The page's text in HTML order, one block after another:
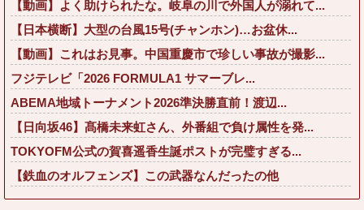
【動画】よく助けられたな。岐阜の川で外国人が溺れて...
【日本横断】大型の台風15号(チャンホン)…お盆休...
【動画】これはお見事。中国重慶市で珍しい事故が撮影...
フジテレビ「2026 FORMULA1 サマーブレ...
ABEMA地域トーナメント2026準決勝直前！渡辺...
【日向坂46】髙橋未来虹さん、外番組で負け属性を発...
TOKYOFM公式の賀喜遥香生誕ポストが完璧すぎる...
【鉄血のオルフェンズ】この武器なんだったの他